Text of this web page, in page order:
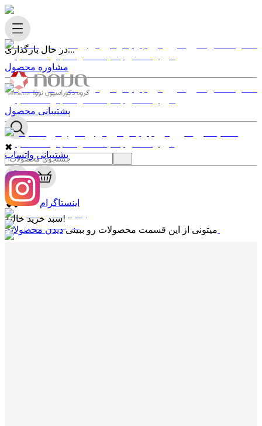
در حال بارگذاری...
✖
0
✖
سبد خرید خالیه!
میتونی از این قسمت محصولات رو ببینی
مشاوره محصول
پشتیبانی محصول
پشتیبانی واتساپ
اینستاگرام